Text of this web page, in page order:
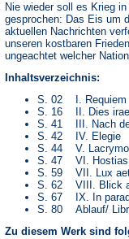
Nie wieder soll es Krieg
gesprochen: Das Eis um
aktuellen Nachrichten
unseren kostbaren
ungeachtet welcher
Inhaltsverzeichnis:
S. 02 I. Requiem
S. 16 II. Dies irae
S. 41 III. Nach
S. 42 IV. Elegie
S. 44 V.
S. 47 VI. Hostias
S. 59 VII. Lux
S. 62 VIII. Blick
S. 67 IX. In
S. 80 Ablauf/
Zu diesem Werk sind